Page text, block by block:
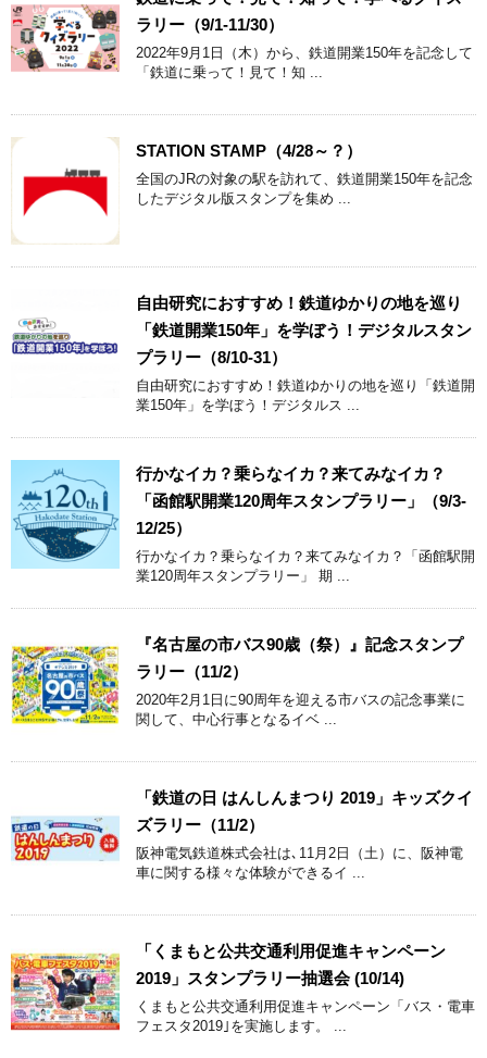
ラリー（9/1-11/30）
2022年9月1日（木）から、鉄道開業150年を記念して
「鉄道に乗って！見て！知 ...
STATION STAMP（4/28～？）
全国のJRの対象の駅を訪れて、鉄道開業150年を記念
したデジタル版スタンプを集め ...
自由研究におすすめ！鉄道ゆかりの地を巡り
「鉄道開業150年」を学ぼう！デジタルスタン
プラリー（8/10-31）
自由研究におすすめ！鉄道ゆかりの地を巡り「鉄道開
業150年」を学ぼう！デジタルス ...
行かなイカ？乗らなイカ？来てみなイカ？
「函館駅開業120周年スタンプラリー」（9/3-
12/25）
行かなイカ？乗らなイカ？来てみなイカ？「函館駅開
業120周年スタンプラリー」 期 ...
『名古屋の市バス90歳（祭）』記念スタンプ
ラリー（11/2）
2020年2月1日に90周年を迎える市バスの記念事業に
関して、中心行事となるイベ ...
「鉄道の日 はんしんまつり 2019」キッズクイ
ズラリー（11/2）
阪神電気鉄道株式会社は､11月2日（土）に、阪神電
車に関する様々な体験ができるイ ...
「くまもと公共交通利用促進キャンペーン
2019」スタンプラリー抽選会 (10/14)
くまもと公共交通利用促進キャンペーン「バス・電車
フェスタ2019｣を実施します。 ...